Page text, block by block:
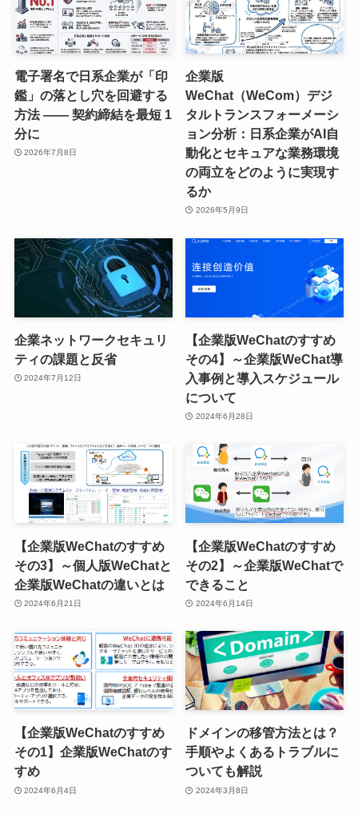
電子署名で日系企業が「印
鑑」の落とし穴を回避する
方法 —— 契約締結を最短 1
分に
2026年7月8日
企業版
WeChat（WeCom）デジ
タルトランスフォーメーシ
ョン分析：日系企業がAI自
動化とセキュアな業務環境
の両立をどのように実現す
るか
2026年5月9日
企業ネットワークセキュリ
ティの課題と反省
2024年7月12日
【企業版WeChatのすすめ
その4】～企業版WeChat導
入事例と導入スケジュール
について
2024年6月28日
【企業版WeChatのすすめ
その3】～個人版WeChatと
企業版WeChatの違いとは
2024年6月21日
【企業版WeChatのすすめ
その2】～企業版WeChatで
できること
2024年6月14日
【企業版WeChatのすすめ
その1】企業版WeChatのす
すめ
2024年6月4日
ドメインの移管方法とは？
手順やよくあるトラブルに
ついても解説
2024年3月8日